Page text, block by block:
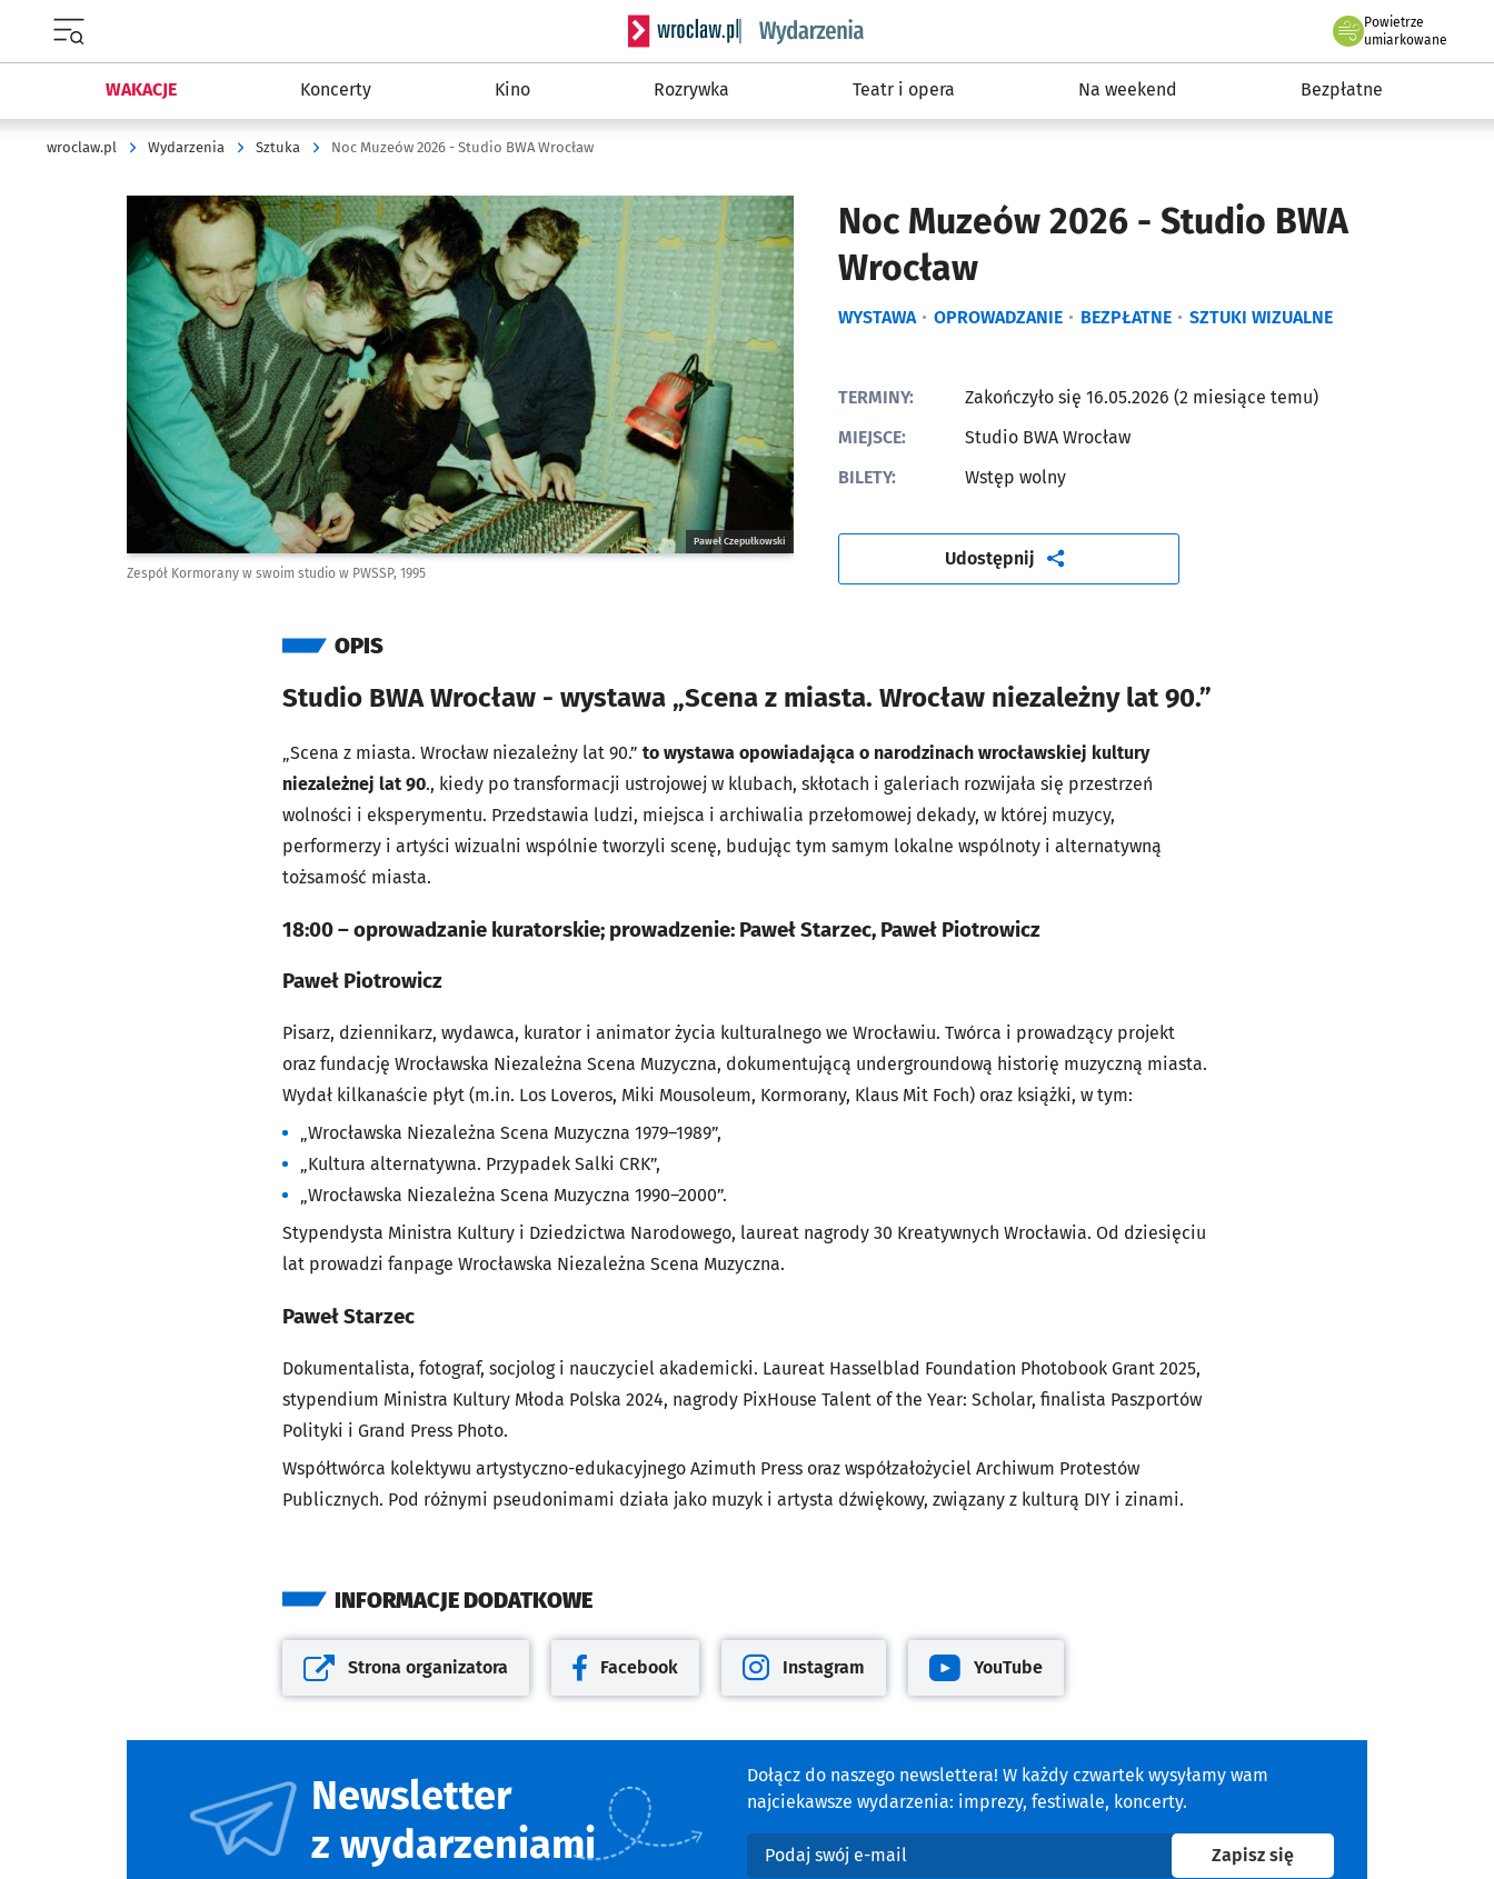
Serwis informacyjny wroclaw.pl podserwis: Wydarzenia
Powietrze
we Wrocławiu
umiarkowane
WAKACJE Koncerty Kino Rozrywka Teatr i opera Na weekend Bezpłatne
wroclaw.pl Wydarzenia Sztuka Noc Muzeów 2026 - Studio BWA Wrocław
Noc Muzeów 2026 - Studio BWA
Wrocław
WYSTAWA OPROWADZANIE BEZPŁATNE SZTUKI WIZUALNE
Kliknij, aby powiększyć
Paweł Czepułkowski
Zespół Kormorany w swoim studio w PWSSP, 1995
TERMINY:
Zakończyło się 16.05.2026 (2 miesiące temu)
MIEJSCE:
Studio BWA Wrocław
BILETY:
Wstęp wolny
Udostępnijartykuł
OPIS
Studio BWA Wrocław - wystawa „Scena z miasta. Wrocław niezależny lat 90.”
„Scena z miasta. Wrocław niezależny lat 90.” to wystawa opowiadająca o narodzinach wrocławskiej kultury
niezależnej lat 90., kiedy po transformacji ustrojowej w klubach, skłotach i galeriach rozwijała się przestrzeń
wolności i eksperymentu. Przedstawia ludzi, miejsca i archiwalia przełomowej dekady, w której muzycy,
performerzy i artyści wizualni wspólnie tworzyli scenę, budując tym samym lokalne wspólnoty i alternatywną
tożsamość miasta.
18:00– oprowadzanie kuratorskie; prowadzenie: Paweł Starzec, Paweł Piotrowicz
Paweł Piotrowicz
Pisarz, dziennikarz, wydawca, kurator i animator życia kulturalnego we Wrocławiu. Twórca i prowadzący projekt
oraz fundację Wrocławska Niezależna Scena Muzyczna, dokumentującą undergroundową historię muzyczną miasta.
Wydał kilkanaście płyt (m.in. Los Loveros, Miki Mousoleum, Kormorany, Klaus Mit Foch) oraz książki, w tym:
„Wrocławska Niezależna Scena Muzyczna 1979–1989”,
„Kultura alternatywna. Przypadek Salki CRK”,
„Wrocławska Niezależna Scena Muzyczna 1990–2000”.
Stypendysta Ministra Kultury i Dziedzictwa Narodowego, laureat nagrody 30 Kreatywnych Wrocławia. Od dziesięciu
lat prowadzi fanpage Wrocławska Niezależna Scena Muzyczna.
Paweł Starzec
Dokumentalista, fotograf, socjolog i nauczyciel akademicki. Laureat Hasselblad Foundation Photobook Grant 2025,
stypendium Ministra Kultury Młoda Polska 2024, nagrody PixHouse Talent of the Year: Scholar, finalista Paszportów
Polityki i Grand Press Photo.
Współtwórca kolektywu artystyczno-edukacyjnego Azimuth Press oraz współzałożyciel Archiwum Protestów
Publicznych. Pod różnymi pseudonimami działa jako muzyk i artysta dźwiękowy, związany z kulturą DIY i zinami.
INFORMACJE DODATKOWE
Otwiera się w nowej karcie
Strona organizatora
Otwiera się w nowej karcie
Facebook
Otwiera się w nowej karcie
Instagram
Otwiera się w nowej karcie
YouTube
Newsletter
z wydarzeniami
Dołącz do naszego newslettera! W każdy czwartek wysyłamy wam
najciekawsze wydarzenia: imprezy, festiwale, koncerty.
Podaj swój e-mail
Zapisz sięna newsletter